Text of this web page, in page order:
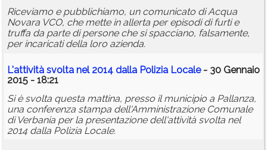
Riceviamo e pubblichiamo, un comunicato di Acqua
Novara VCO, che mette in allerta per episodi di furti e
truffa da parte di persone che si spacciano, falsamente,
per incaricati della loro azienda.
L'attività svolta nel 2014 dalla Polizia Locale- 30 Gennaio
2015 - 18:21
Si è svolta questa mattina, presso il municipio a Pallanza,
una conferenza stampa dell'Amministrazione Comunale
di Verbania per la presentazione dell'attività svolta nel
2014 dalla Polizia Locale.